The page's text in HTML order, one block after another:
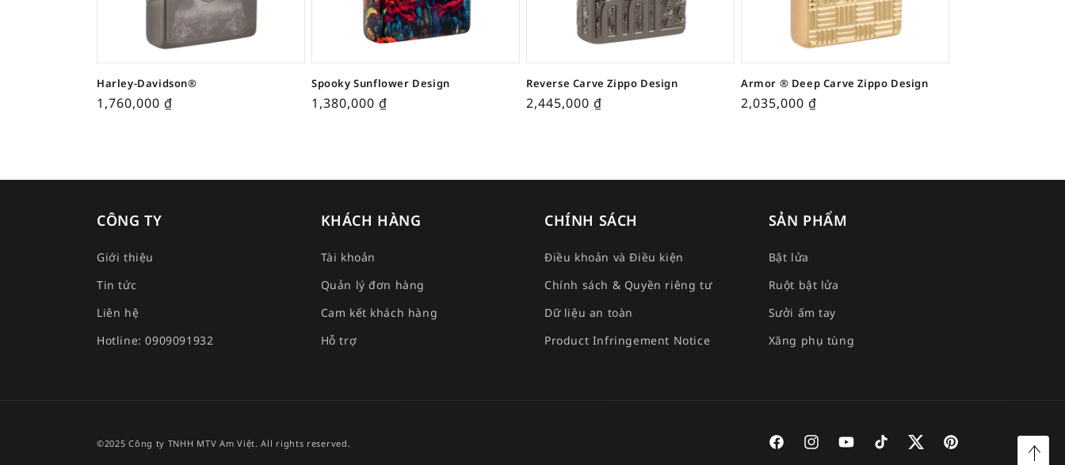
Harley-Davidson®
1,760,000 ₫
Spooky Sunflower Design
1,380,000 ₫
Reverse Carve Zippo Design
2,445,000 ₫
Armor ® Deep Carve Zippo Design
2,035,000 ₫
CÔNG TY
Giới thiệu
Tin tức
Liên hệ
Hotline: 0909091932
KHÁCH HÀNG
Tài khoản
Quản lý đơn hàng
Cam kết khách hàng
Hỗ trợ
CHÍNH SÁCH
Điều khoản và Điều kiện
Chính sách & Quyền riêng tư
Dữ liệu an toàn
Product Infringement Notice
SẢN PHẨM
Bật lửa
Ruột bật lửa
Sưởi ấm tay
Xăng phụ tùng
©2025 Công ty TNHH MTV Am Việt. All rights reserved. FacebookInstagramYouTubeTikTok TwitterPinterest